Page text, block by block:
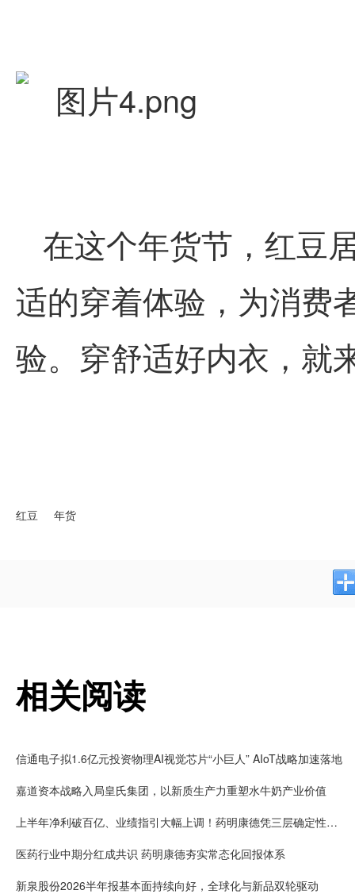
在这个年货节， 红豆
适的穿着体验，为消费
验。穿舒适好内衣，就
红豆 年货
相关阅读
信通电子拟1.6亿元投资物理AI视觉芯片“小巨人” AIoT战略加速落地
嘉道资本战略入局皇氏集团，以新质生产力重塑水牛奶产业价值
上半年净利破百亿、业绩指引大幅上调！药明康德凭三层确定性接住K型分化红利
医药行业中期分红成共识 药明康德夯实常态化回报体系
新泉股份2026半年报基本面持续向好，全球化与新品双轮驱动